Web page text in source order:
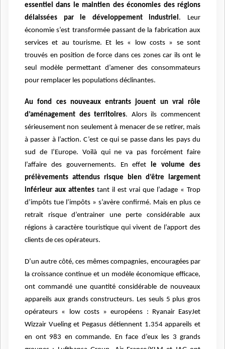
essentiel dans le maintien des économies des régions
délaissées par le développement industriel. Leur
économie s’est transformée passant de la fabrication aux
services et au tourisme. Et les « low costs » se sont
trouvés en position de force dans ces zones car ils ont le
seul modèle permettant d’amener des consommateurs
pour remplacer les populations déclinantes.
Au fond ces nouveaux entrants jouent un vrai rôle
d’aménagement des territoires. Alors ils commencent
sérieusement non seulement à menacer de se retirer, mais
à passer à l’action. C’est ce qui se passe dans les pays du
sud de l’Europe. Voilà qui ne va pas forcément faire
l’affaire des gouvernements. En effet le volume des
prélèvements attendus risque bien d’être largement
inférieur aux attentes tant il est vrai que l’adage « Trop
d’impôts tue l’impôts » s’avère confirmé. Mais en plus ce
retrait risque d’entrainer une perte considérable aux
régions à caractère touristique qui vivent de l’apport des
clients de ces opérateurs.
D’un autre côté, ces mêmes compagnies, encouragées par
la croissance continue et un modèle économique efficace,
ont commandé une quantité considérable de nouveaux
appareils aux grands constructeurs. Les seuls 5 plus gros
opérateurs « low costs » européens : Ryanair EasyJet
Wizzair Vueling et Pegasus détiennent 1.354 appareils et
en ont 983 en commande. En face d’eux les 3 grands